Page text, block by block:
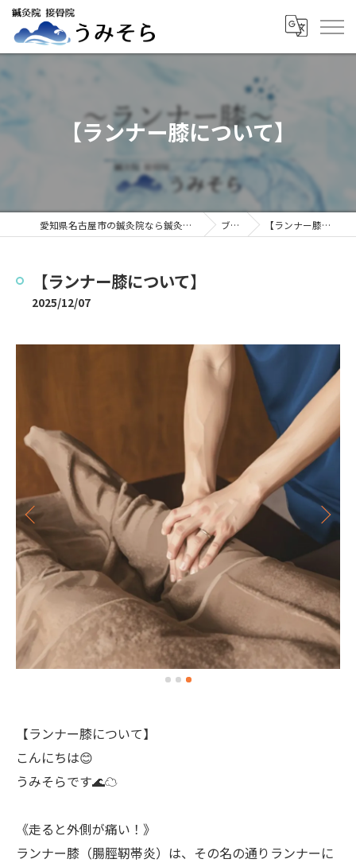
【ランナー膝について】
愛知県名古屋市の鍼灸院なら鍼灸院接骨院うみそら ブログ 【ランナー膝について】
【ランナー膝について】
2025/12/07
【ランナー膝について】
こんにちは😊
うみそらです🌊☁
《走ると外側が痛い！》
ランナー膝（腸脛靭帯炎）は、その名の通りランナーに